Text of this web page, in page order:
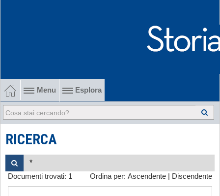
Menu Esplora
1902-1915 Gli esordi
1915-1945 Tra le due guerre
1945-1968 Dalla liberazione al '68
1968-2022 Dalla contestazione all'internazionalizzazione
RICERCA
Ordina per: Ascendente Discendente
Documenti trovati: 1